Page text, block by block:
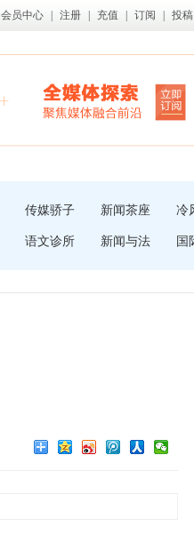
会员中心 注册 充值 订阅 投稿
传媒骄子 新闻茶座 冷
语文诊所 新闻与法 国